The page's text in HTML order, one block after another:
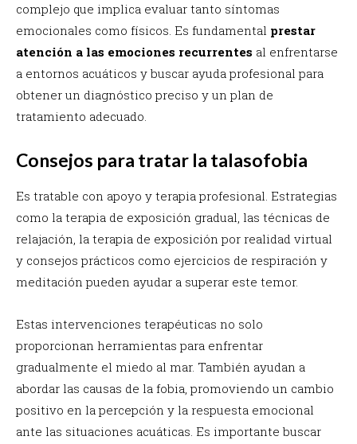
complejo que implica evaluar tanto síntomas
emocionales como físicos. Es fundamental prestar
atención a las emociones recurrentes al enfrentarse
a entornos acuáticos y buscar ayuda profesional para
obtener un diagnóstico preciso y un plan de
tratamiento adecuado.
Consejos para tratar la talasofobia
Es tratable con apoyo y terapia profesional. Estrategias
como la terapia de exposición gradual, las técnicas de
relajación, la terapia de exposición por realidad virtual
y consejos prácticos como ejercicios de respiración y
meditación pueden ayudar a superar este temor.
Estas intervenciones terapéuticas no solo
proporcionan herramientas para enfrentar
gradualmente el miedo al mar. También ayudan a
abordar las causas de la fobia, promoviendo un cambio
positivo en la percepción y la respuesta emocional
ante las situaciones acuáticas. Es importante buscar